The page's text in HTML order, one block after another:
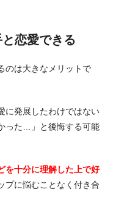
恋愛できる
のは大きなメリットで
に発展したわけではない
った…」と後悔する可能
を十分に理解した上で好
プに悩むことなく付き合